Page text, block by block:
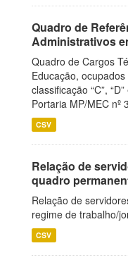
Quadro de
Administrativos
Quadro de Cargos
Educação,
classificação “C”,
Portaria MP/MEC nº
CSV
Relação de
quadro
Relação de
regime de trabalho/
CSV